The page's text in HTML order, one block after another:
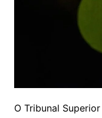
O Tribunal